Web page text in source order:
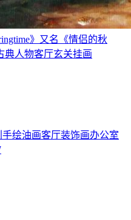
》又名《情侣的秋
典人物客厅玄关挂画
手绘油画客厅装饰画办公室